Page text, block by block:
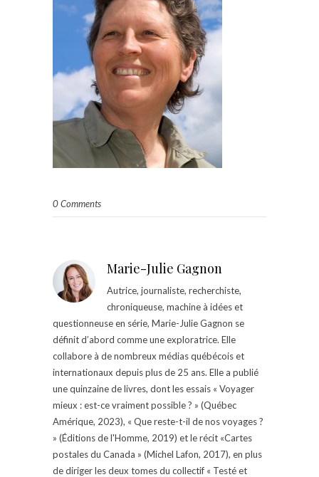
0 Comments
Marie-Julie Gagnon
Autrice, journaliste, recherchiste,
chroniqueuse, machine à idées et
questionneuse en série, Marie-Julie Gagnon se
définit d’abord comme une exploratrice. Elle
collabore à de nombreux médias québécois et
internationaux depuis plus de 25 ans. Elle a publié
une quinzaine de livres, dont les essais « Voyager
mieux : est-ce vraiment possible ? » (Québec
Amérique, 2023), « Que reste-t-il de nos voyages ?
» (Éditions de l'Homme, 2019) et le récit «Cartes
postales du Canada » (Michel Lafon, 2017), en plus
de diriger les deux tomes du collectif « Testé et